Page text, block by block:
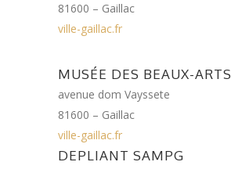
81600 – Gaillac
ville-gaillac.fr
MUSÉE DES BEAUX-ARTS
avenue dom Vayssete
81600 – Gaillac
ville-gaillac.fr
DEPLIANT SAMPG